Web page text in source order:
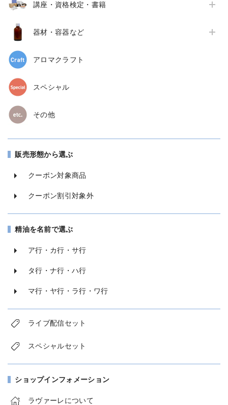
講座・資格検定・書籍
器材・容器など
アロマクラフト
スペシャル
その他
販売形態から選ぶ
クーポン対象商品
クーポン割引対象外
精油を名前で選ぶ
ア行・カ行・サ行
タ行・ナ行・ハ行
マ行・ヤ行・ラ行・ワ行
ライブ配信セット
スペシャルセット
ショップインフォメーション
ラヴァーレについて